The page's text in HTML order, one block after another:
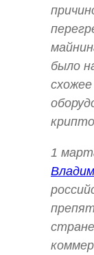
было
1